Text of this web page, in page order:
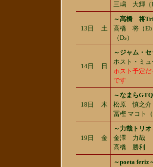
三嶋 大輝（
13日 土
～高橋 将
高橋 将（
（Ds）
14日 日
～ジャム・
ホスト・ミ
ホスト予定
です
18日 木
～なまら
松原 慎之
冨樫 マコト
19日 金
～力哉トリオ
金澤 力哉
高橋 勝利
～poeta